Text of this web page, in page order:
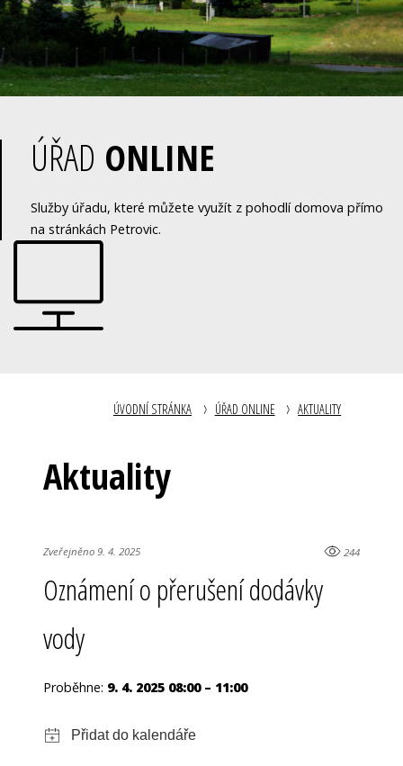
ÚŘAD ONLINE
Služby úřadu, které můžete využít z pohodlí domova přímo
na stránkách Petrovic.
ÚVODNÍ STRÁNKA ÚŘAD ONLINE AKTUALITY
Aktuality
Zveřejněno 9. 4. 2025 244
Oznámení o přerušení dodávky
vody
Proběhne: 9. 4. 2025 08:00 – 11:00